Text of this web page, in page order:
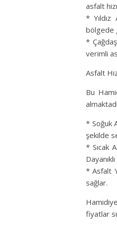
asfalt
* Yıldız
bölgede
*
verimli
Asfalt
Bu
* Soğuk
şekilde
* Sıcak
* Asfalt
sağlar.
fiyatlar